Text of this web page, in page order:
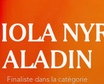
ALADIN
Finaliste dans la catégorie